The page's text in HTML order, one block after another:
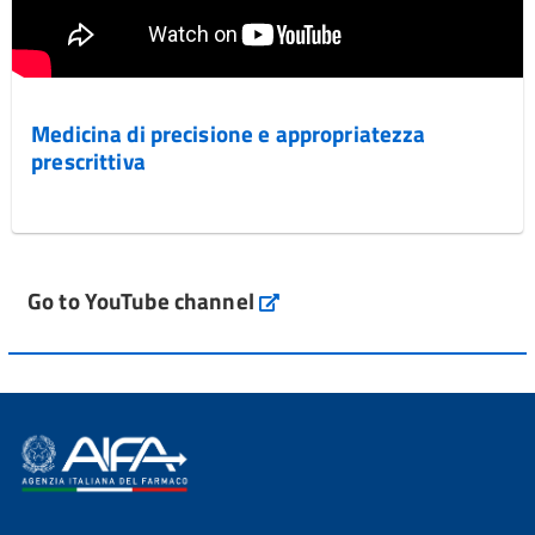
Medicina di precisione e appropriatezza
prescrittiva
Go to YouTube channel